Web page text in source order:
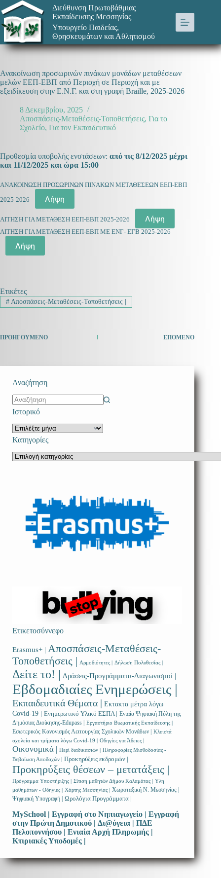
Μετάβαση
στο
περιεχόμενο
Διεύθυνση Πρωτοβάθμιας
Εκπαίδευσης Μεσσηνίας
Υπουργείο Παιδείας,
Θρησκευμάτων και Αθλητισμού
Ανακοίνωση προσωρινών πινάκων μονάδων μεταθέσεων
μελών ΕΕΠ-ΕΒΠ από Περιοχή σε Περιοχή και με
εξειδίκευση στην Ε.Ν.Γ. και στη γραφή Braille, 2025-2026
8 Δεκεμβρίου, 2025
Αποσπάσεις-Μεταθέσεις-Τοποθετήσεις, Για το
Σχολείο, Για τον Εκπαιδευτικό
Προθεσμία υποβολής ενστάσεων: από τις 8/12/2025 μέχρι
και 11/12/2025 και ώρα 15:00
ΑΝΑΚΟΙΝΩΣΗ ΠΡΟΣΩΡΙΝΩΝ ΠΙΝΑΚΩΝ ΜΕΤΑΘΕΣΕΩΝ ΕΕΠ-ΕΒΠ
2025-2026 Λήψη
ΑΙΤΗΣΗ ΓΙΑ ΜΕΤΑΘΕΣΗ ΕΕΠ-ΕΒΠ 2025-2026 Λήψη
ΑΙΤΗΣΗ ΓΙΑ ΜΕΤΑΘΕΣΗ ΕΕΠ-ΕΒΠ ΜΕ ΕΝΓ- ΕΓΒ 2025-2026
Λήψη
Ετικέτες
#Αποσπάσεις-Μεταθέσεις-Τοποθετήσεις |
ΠΡΟΗΓΟΎΜΕΝΟ ΕΠΌΜΕΝΟ
Αναζήτηση
No
results
Ιστορικό
Ιστορικό
Κατηγορίες
Κατηγορίες
Ετικετοσύννεφο
Erasmus+ | Αποσπάσεις-Μεταθέσεις-
Τοποθετήσεις | Αρμοδιότητες | Δήλωση Πολυθεσίας |
Δείτε το! | Δράσεις-Προγράμματα-Διαγωνισμοί |
Εβδομαδιαίες Ενημερώσεις |
Εκπαιδευτικά Θέματα | Εκτακτα μέτρα λόγω
Covid-19 | Ενημερωτικό Υλικό ΕΣΠΑ | Ενιαία Ψηφιακή Πύλη της
Δημόσιας Διοίκησης-Edupass |
Εργαστήριο Βιωματικής Εκπαίδευσης |
Εσωτερικός Κανονισμός Λειτουργίας Σχολικών Μονάδων |
Κλειστά
σχολεία και τμήματα λόγω Covid-19 |
Οδηγίες για Άδειες |
Οικονομικά | Περί διαδικασιών |
Πληροφορίες Μισθοδοσίας -
Βεβαίωση Αποδοχών |
Προκηρύξεις εκδρομών |
Προκηρύξεις θέσεων – μετατάξεις |
Πρόγραμμα Υποστήριξης | Σίτιση μαθητών Δήμου Καλαμάτας |
Υλη
μαθημάτων - Οδηγίες |
Χάρτης Μεσσηνίας |
Χωροταξική Ν. Μεσσηνίας |
Ψηφιακή Υπογραφή |
Ωρολόγια Προγράμματα |
MySchool | Εγγραφή στο Νηπιαγωγείο | Εγγραφή
στην Πρώτη Δημοτικού | Δι@ύγεια | ΠΔΕ
Πελοποννήσου | Ενιαία Αρχή Πληρωμής |
Κτιριακές Υποδομές |